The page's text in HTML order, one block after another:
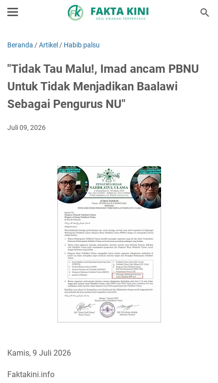
Beranda /Artikel / Habib palsu
"Tidak Tau Malu!, Imad ancam PBNU
Untuk Tidak Menjadikan Baalawi
Sebagai Pengurus NU"
Juli 09, 2026
Kamis, 9 Juli 2026
Faktakini.info